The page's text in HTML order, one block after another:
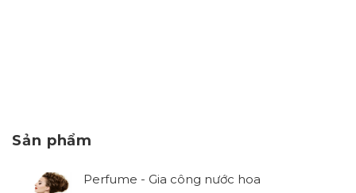
Sản phẩm
Perfume - Gia công nước hoa